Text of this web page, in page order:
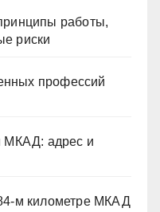
работы,
риски
профессий
МКАД: адрес и
м километре МКАД